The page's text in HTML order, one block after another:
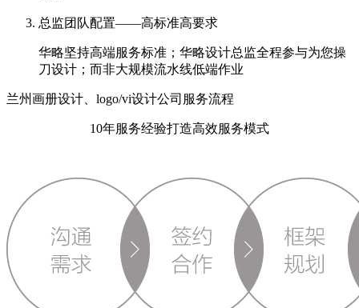
总监团队配置——高标准高要求
华略坚持高端服务标准；华略设计总监全程参与为您操
刀设计；而非大规模流水线低端作业
兰州画册设计、logo/vi设计公司服务流程
10年服务经验打造高效服务模式